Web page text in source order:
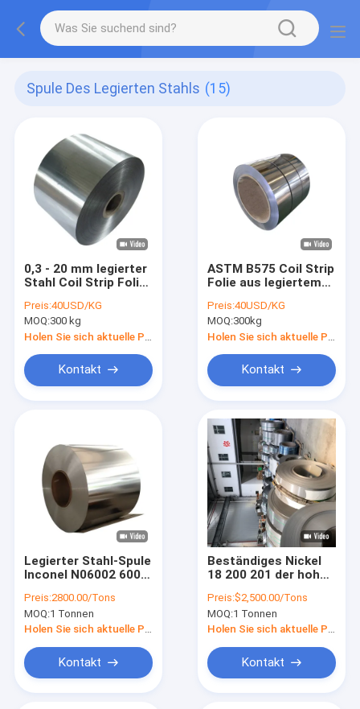
Spule Des Legierten Stahls (15)
0,3 - 20 mm legierter
Stahl Coil Strip Folie
N06022 DIN 2.4602
Walzkante
Preis:40USD/KG
MOQ:300 kg
Kontakt
ASTM B575 Coil Strip
Folie aus legiertem
UNS N10276 DIN
2.4819
Preis:40USD/KG
MOQ:300kg
Kontakt
Legierter Stahl-Spule
Inconel N06002 600
Hastelloy X 625
Streifen-Folie
Preis:2800.00/Tons
MOQ:1 Tonnen
Kontakt
Beständiges Nickel
18 200 201 der hohen
legierter Stahl-
Spulen-Streifen-
Messgerät-20
Preis:$2,500.00/Tons
MOQ:1 Tonnen
Kontakt